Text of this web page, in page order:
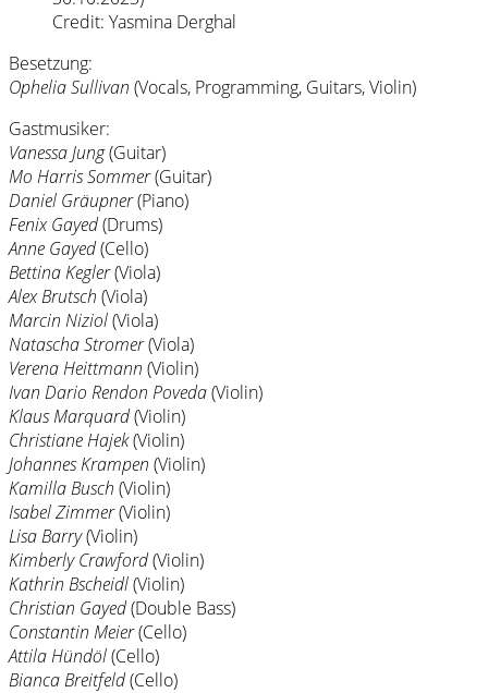
Credit: Yasmina Derghal
Besetzung:
Ophelia Sullivan (Vocals, Programming, Guitars, Violin)
Gastmusiker:
Vanessa Jung(Guitar)
Mo Harris Sommer(Guitar)
Daniel Gräupner(Piano)
Fenix Gayed(Drums)
Anne Gayed(Cello)
Bettina Kegler(Viola)
Alex Brutsch (Viola)
Marcin Niziol(Viola)
Natascha Stromer(Viola)
Verena Heittmann (Violin)
Ivan Dario Rendon Poveda(Violin)
Klaus Marquard(Violin)
Christiane Hajek(Violin)
Johannes Krampen (Violin)
Kamilla Busch (Violin)
Isabel Zimmer(Violin)
Lisa Barry(Violin)
Kimberly Crawford(Violin)
Kathrin Bscheidl(Violin)
Christian Gayed(Double Bass)
Constantin Meier(Cello)
Attila Hündöl(Cello)
Bianca Breitfeld(Cello)